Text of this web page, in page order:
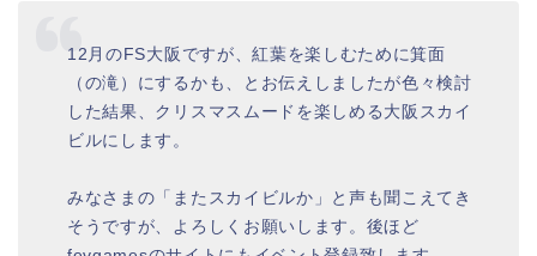
12月のFS大阪ですが、紅葉を楽しむために箕面
（の滝）にするかも、とお伝えしましたが色々検討
した結果、クリスマスムードを楽しめる大阪スカイ
ビルにします。
みなさまの「またスカイビルか」と声も聞こえてき
そうですが、よろしくお願いします。後ほど